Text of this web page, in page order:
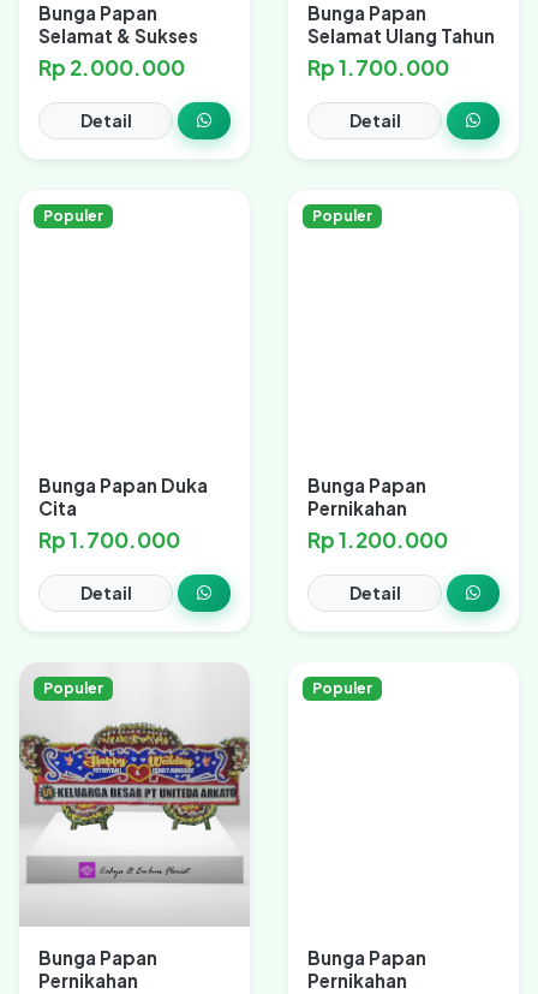
Bunga Papan
Selamat & Sukses
Rp 2.000.000
Detail
Bunga Papan
Selamat Ulang Tahun
Rp 1.700.000
Detail
Populer
Bunga Papan Duka
Cita
Rp 1.700.000
Detail
Populer
Bunga Papan
Pernikahan
Rp 1.200.000
Detail
Populer
Bunga Papan
Pernikahan
Populer
Bunga Papan
Pernikahan